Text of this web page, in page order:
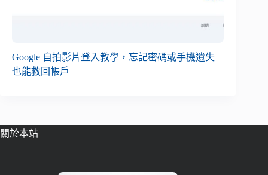
Google 自拍影片登入教學，忘記密碼或手機遺失
也能救回帳戶
關於本站